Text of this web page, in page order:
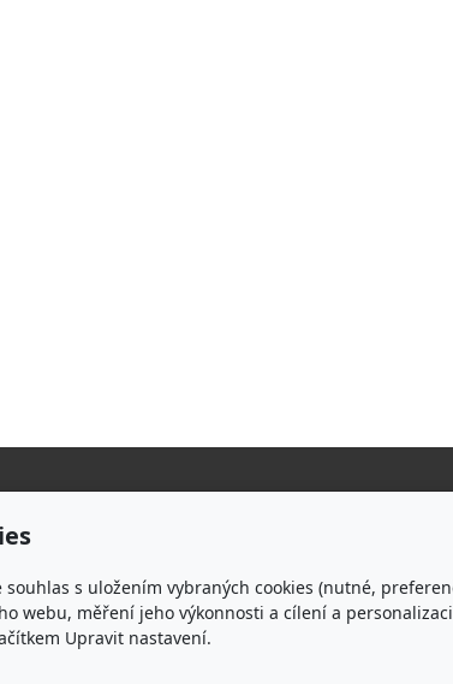
s uložením vybraných cookies (nutné,
webu, měření jeho výkonnosti a cílení a
Upravit nastavení.